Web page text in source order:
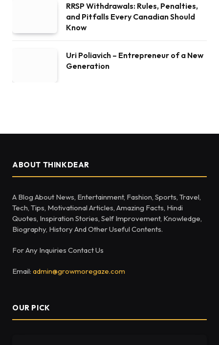
RRSP Withdrawals: Rules, Penalties,
and Pitfalls Every Canadian Should
Know
Uri Poliavich – Entrepreneur of a New
Generation
ABOUT THINKDEAR
A Blog About News, Entertainment, Fashion, Sports, Travel,
Tech, Tips, Motivational Articles, Amazing Facts, Hindi
Quotes, Inspiration Stories, Self Improvement, Knowledge,
Biography, History And Other Useful Contents.
For Any Inquiries Contact Us
Email: admin@growmoregaze.com
OUR PICK